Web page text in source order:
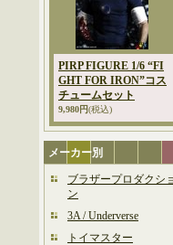
PIRP FIGURE 1/6 “FI
GHT FOR IRON”コス
チュームセット
9,980円(税込)
メーカー別
ブラザープロダクシ
ン
3A / Underverse
トイマスター